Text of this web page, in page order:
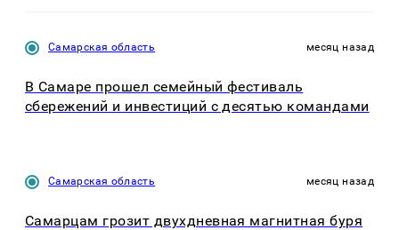
Самарская область месяц назад
В Самаре прошел семейный фестиваль
сбережений и инвестиций с десятью командами
Самарская область месяц назад
Самарцам грозит двухдневная магнитная буря